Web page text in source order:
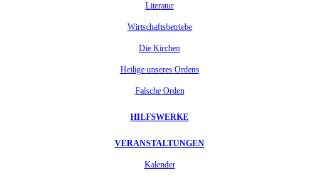
Literatur
Wirtschaftsbetriebe
Die Kirchen
Heilige unseres Ordens
Falsche Orden
HILFSWERKE
VERANSTALTUNGEN
Kalender